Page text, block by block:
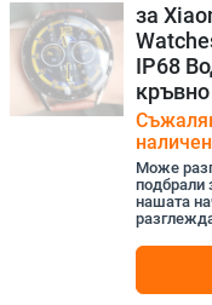
за
IP68
Може
подбрали
нашата